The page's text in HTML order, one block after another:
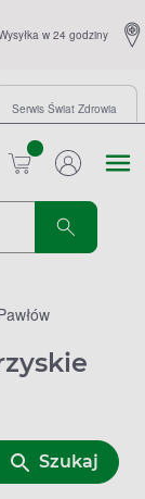
w 24 godziny
Serwis Świat Zdrowia
sztuk
Szukaj